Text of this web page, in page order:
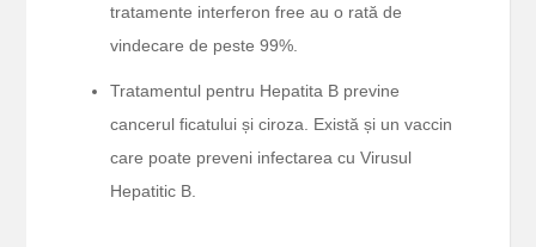
tratamente interferon free au o rată de
vindecare de peste 99%.
Tratamentul pentru Hepatita B previne
cancerul ficatului și ciroza. Există și un vaccin
care poate preveni infectarea cu Virusul
Hepatitic B.